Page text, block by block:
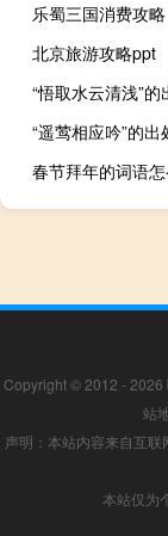
乐蜀三国消费攻略
北京旅游攻略ppt
“悟取水云清浅”的
“遥莺相应吟”的出
春节拜年的词语
Copyright © 2012 - 2026
站
声明：本站内容来自互
本站仅为